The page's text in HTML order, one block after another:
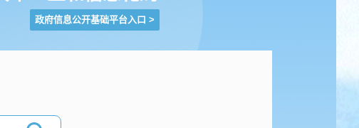
政府信息公开基础平台入口 >